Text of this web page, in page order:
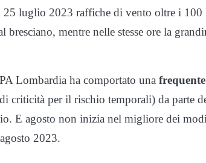
25 luglio 2023 raffiche di vento oltre i
bresciano, mentre nelle stesse ore la
Lombardia ha comportato una
criticità per il rischio temporali) da parte
E agosto non inizia nel migliore dei
2023.